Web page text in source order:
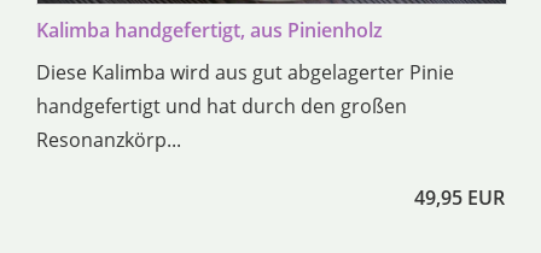
Kalimba handgefertigt, aus Pinienholz
Diese Kalimba wird aus gut abgelagerter Pinie
handgefertigt und hat durch den großen
Resonanzkörp...
49,95 EUR